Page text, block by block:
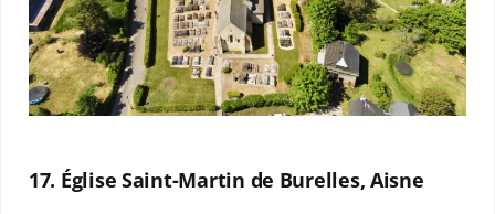
17. Église Saint-Martin de Burelles, Aisne